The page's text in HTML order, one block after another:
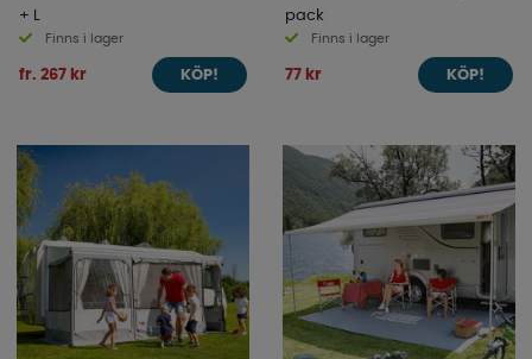
+ L
Finns i lager
fr. 267 kr KÖP!
pack
Finns i lager
77 kr KÖP!